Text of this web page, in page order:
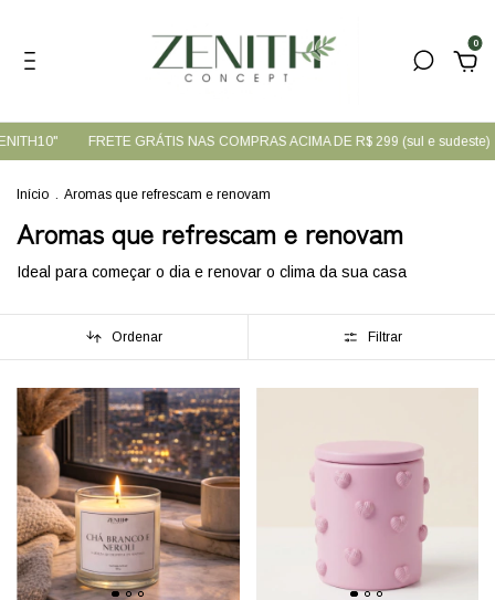
0
FRETE GRÁTIS NAS COMPRAS ACIMA DE R$ 299 (sul e sudeste)
Início . Aromas que refrescam e renovam
Aromas que refrescam e renovam
Ideal para começar o dia e renovar o clima da sua casa
Ordenar Filtrar